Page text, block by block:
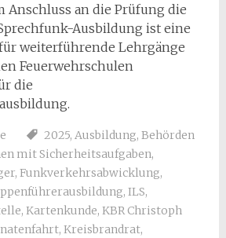
Anschluss an die Prüfung die
Ausbildung ist eine
weiterführende Lehrgänge
Feuerwehrschulen
die
2025, Ausbildung, Behörden
mit Sicherheitsaufgaben,
, Funkverkehrsabwicklung,
, ILS,
, Kartenkunde, KBR Christoph
, Kreisbrandrat,